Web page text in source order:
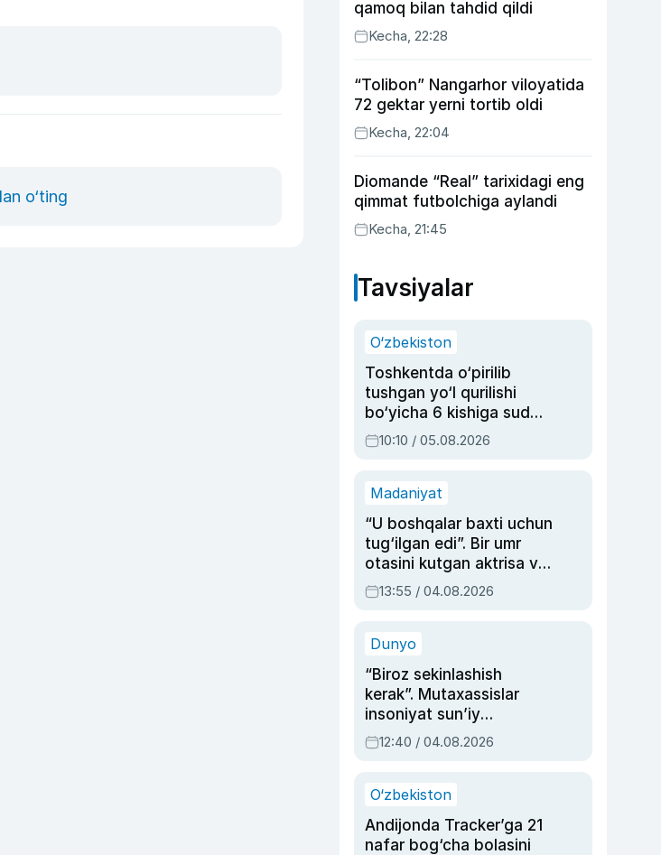
o‘ting
qamoq bilan tahdid qildi
Kecha, 22:28
“Tolibon” Nangarhor viloyatida
72 gektar yerni tortib oldi
Kecha, 22:04
Diomande “Real” tarixidagi eng
qimmat futbolchiga aylandi
Kecha, 21:45
Tavsiyalar
O‘zbekiston
Toshkentda o‘pirilib
tushgan yo‘l qurilishi
bo‘yicha 6 kishiga sud
hukmi o‘qildi
10:10 / 05.08.2026
Madaniyat
“U boshqalar baxti uchun
tug‘ilgan edi”. Bir umr
otasini kutgan aktrisa va
dublyaj ustasi Rimma
Ahmedovaning
13:55 / 04.08.2026
Dunyo
“Biroz sekinlashish
kerak”. Mutaxassislar
insoniyat sun’iy
intellektni boshqara
olmay qolishidan xavotir
12:40 / 04.08.2026
O‘zbekiston
Andijonda Tracker’ga 21
nafar bog‘cha bolasini